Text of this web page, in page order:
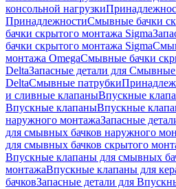
консольной нагрузки
ПринадлежностиСмывные бачки
бачки скрытого монтажа Sigma
бачки скрытого монтажа Sigma
монтажа OmegaСмывные бачки
DeltaЗапасные детали для
DeltaСмывные патрубки
и сливные клапаныВпускные
Впускные клапаныВпускные
наружного монтажаЗапасные
для смывных бачков наружного
для смывных бачков скрытого
Впускные клапаны для смывных
монтажаВпускные клапаны для
бачковЗапасные детали для